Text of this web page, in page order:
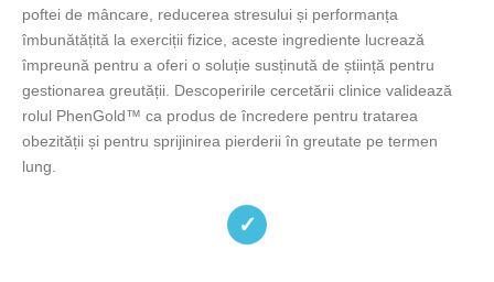
poftei de mâncare, reducerea stresului și performanța
îmbunătățită la exerciții fizice, aceste ingrediente lucrează
împreună pentru a oferi o soluție susținută de știință pentru
gestionarea greutății. Descoperirile cercetării clinice validează
rolul PhenGold™ ca produs de încredere pentru tratarea
obezității și pentru sprijinirea pierderii în greutate pe termen
lung.
✓